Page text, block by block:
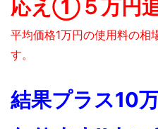
応え①５万円
平均価格1万円の使用料の
す。
結果プラス10